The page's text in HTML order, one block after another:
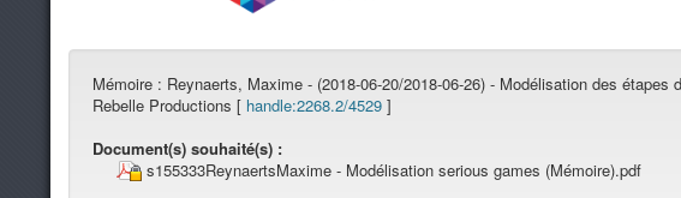
Mémoire : Reynaerts, Maxime - (2018-06-20/2018-06-26) - Modélisation des
Rebelle Productions [ handle:2268.2/4529 ]
Document(s) souhaité(s) :
s155333ReynaertsMaxime - Modélisation serious games (Mémoire).pdf